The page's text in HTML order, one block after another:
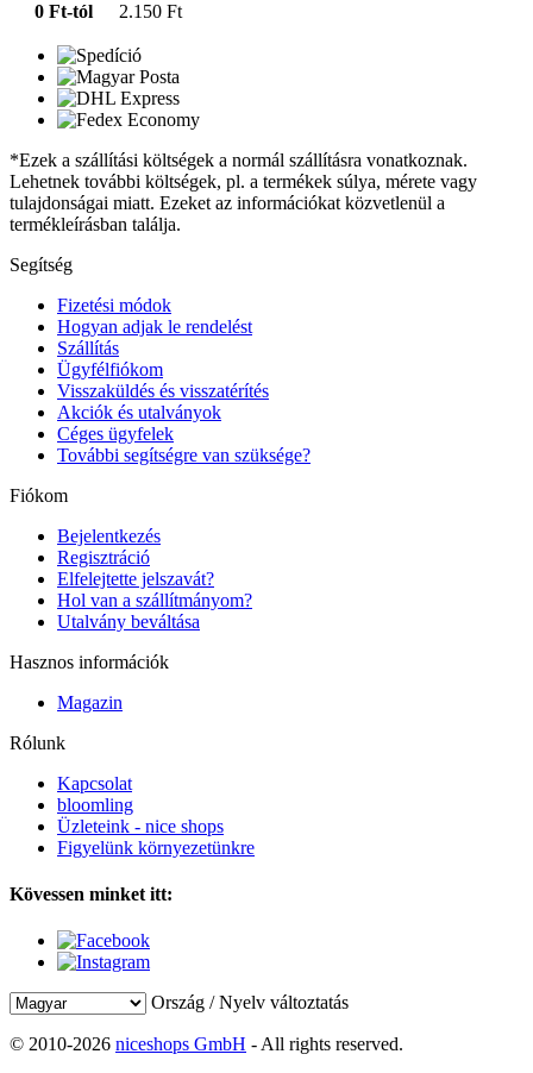
0 Ft-tól 2.150 Ft
*Ezek a szállítási költségek a normál szállításra vonatkoznak.
Lehetnek további költségek, pl. a termékek súlya, mérete vagy
tulajdonságai miatt. Ezeket az információkat közvetlenül a
termékleírásban találja.
Segítség
Fizetési módok
Hogyan adjak le rendelést
Szállítás
Ügyfélfiókom
Visszaküldés és visszatérítés
Akciók és utalványok
Céges ügyfelek
További segítségre van szüksége?
Fiókom
Bejelentkezés
Regisztráció
Elfelejtette jelszavát?
Hol van a szállítmányom?
Utalvány beváltása
Hasznos információk
Magazin
Rólunk
Kapcsolat
bloomling
Üzleteink - nice shops
Figyelünk környezetünkre
Kövessen minket itt:
Ország / Nyelv változtatás
© 2010-2026 niceshops GmbH - All rights reserved.